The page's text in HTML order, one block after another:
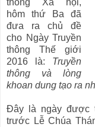
thông Xã hội,
hôm thứ Ba đã
đưa ra chủ đề
cho Ngày Truyền
thông Thế giới
2016 là:
Truyền
thông và lòng
khoan dung tạo ra
Đây là ngày được
trước Lễ Chúa